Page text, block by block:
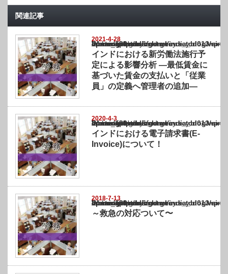
関連記事
2021-4-28
Warning
: Undefined array key "show_category" in
/home/netst/kuno-cpa.co.jp/public_html/india_blog/wp-content/themes/
on line183
インドにおける新労働法施行予
定による影響分析 ―最低賃金に
基づいた賃金の支払いと「従業
員」の定義へ管理者の追加―
2020-4-3
Warning
: Undefined array key "show_category" in
/home/netst/kuno-cpa.co.jp/public_html/india_blog/wp-content/themes/
on line183
インドにおける電子請求書(E-
Invoice)について！
2018-7-13
Warning
: Undefined array key "show_category" in
/home/netst/kuno-cpa.co.jp/public_html/india_blog/wp-content/themes/
on line183
～救急の対応ついて〜